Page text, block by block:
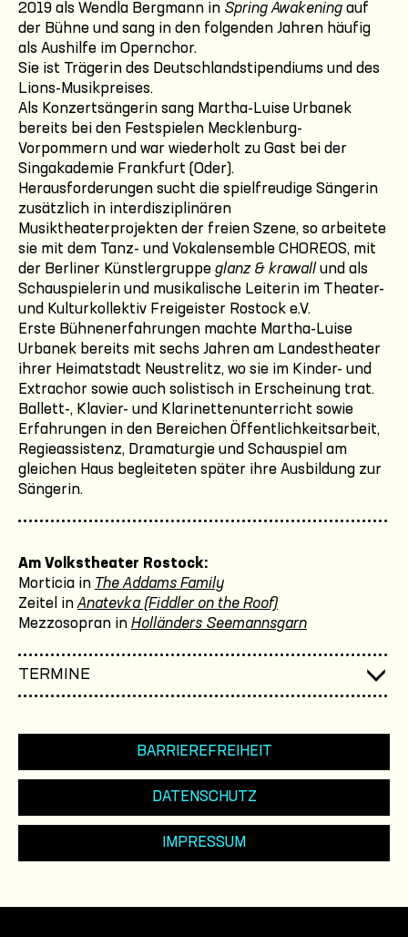
2019 als Wendla Bergmann in Spring Awakening auf
der Bühne und sang in den folgenden Jahren häufig
als Aushilfe im Opernchor.
Sie ist Trägerin des Deutschlandstipendiums und des
Lions-Musikpreises.
Als Konzertsängerin sang Martha-Luise Urbanek
bereits bei den Festspielen Mecklenburg-
Vorpommern und war wiederholt zu Gast bei der
Singakademie Frankfurt (Oder).
Herausforderungen sucht die spielfreudige Sängerin
zusätzlich in interdisziplinären
Musiktheaterprojekten der freien Szene, so arbeitete
sie mit dem Tanz- und Vokalensemble CHOREOS, mit
der Berliner Künstlergruppe glanz & krawall und als
Schauspielerin und musikalische Leiterin im Theater-
und Kulturkollektiv Freigeister Rostock e.V.
Erste Bühnenerfahrungen machte Martha-Luise
Urbanek bereits mit sechs Jahren am Landestheater
ihrer Heimatstadt Neustrelitz, wo sie im Kinder- und
Extrachor sowie auch solistisch in Erscheinung trat.
Ballett-, Klavier- und Klarinettenunterricht sowie
Erfahrungen in den Bereichen Öffentlichkeitsarbeit,
Regieassistenz, Dramaturgie und Schauspiel am
gleichen Haus begleiteten später ihre Ausbildung zur
Sängerin.
Am Volkstheater Rostock:
Morticia in The Addams Family
Zeitel in Anatevka (Fiddler on the Roof)
Mezzosopran in Holländers Seemannsgarn
TERMINE
BARRIEREFREIHEIT
DATENSCHUTZ
IMPRESSUM